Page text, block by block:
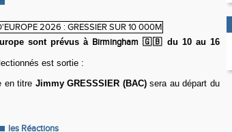
sont prévus à Birmingham 🇬🇧 du 10 au 16
est sortie :
en titre Jimmy GRESSSIER (BAC)sera au départ du
les Réactions